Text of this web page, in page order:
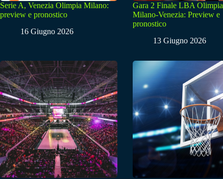
Serie A, Venezia Olimpia Milano:
preview e pronostico
16 Giugno 2026
Gara 2 Finale LBA Olimpia
Milano-Venezia: Preview e
pronostico
13 Giugno 2026